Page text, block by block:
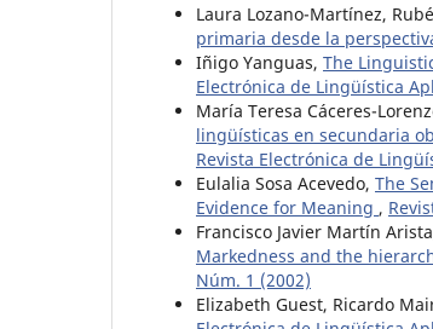
Laura Lozano-Martínez,
primaria desde la
Iñigo Yanguas, The
Electrónica de Lingüística
María Teresa Cáceres-
lingüísticas en secundaria
Revista Electrónica de
Eulalia Sosa Acevedo, The
Evidence for Meaning ,
Francisco Javier Martín
Markedness and the
Núm. 1 (2002)
Elizabeth Guest, Ricardo